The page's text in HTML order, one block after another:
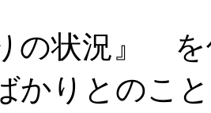
の状況』
かりとのこ